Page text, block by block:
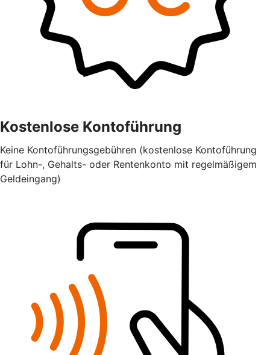
Kostenlose Kontoführung
Keine Kontoführungsgebühren (kostenlose Kontoführung
für Lohn-, Gehalts- oder Rentenkonto mit regelmäßigem
Geldeingang)